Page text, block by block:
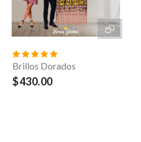
Brillos Dorados
$430.00